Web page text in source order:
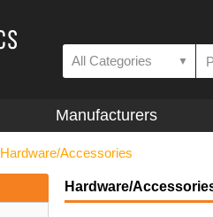
All Categories ▼
Manufacturers
Hardware/Accessories
Hardware/